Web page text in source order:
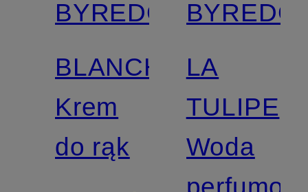
BYREDO
BLANCHE
Krem
do rąk
BYREDO
LA
TULIPE
Woda